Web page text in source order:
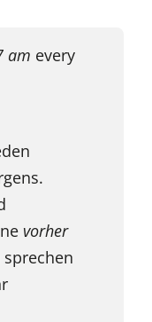
am every
vorher
sprechen